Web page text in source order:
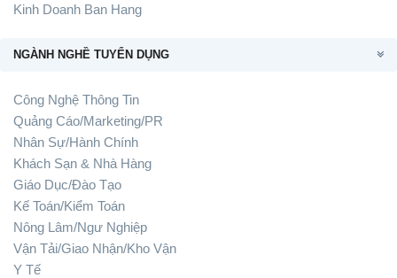
Kinh Doanh Ban Hang
NGÀNH NGHỀ TUYỂN DỤNG
Công Nghệ Thông Tin
Quảng Cáo/Marketing/PR
Nhân Sự/Hành Chính
Khách Sạn & Nhà Hàng
Giáo Dục/Đào Tạo
Kế Toán/Kiểm Toán
Nông Lâm/Ngư Nghiệp
Vận Tải/Giao Nhận/Kho Vận
Y Tế